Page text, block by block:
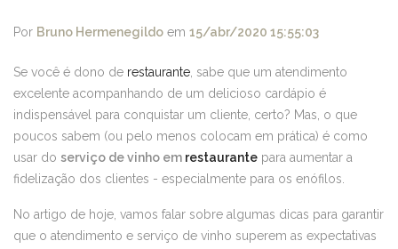
Por Bruno Hermenegildo em 15/abr/2020 15:55:03
Se você é dono de restaurante , sabe que um atendimento
excelente acompanhando de um delicioso cardápio é
indispensável para conquistar um cliente, certo? Mas, o que
poucos sabem (ou pelo menos colocam em prática) é como
usar do serviço de vinho em restaurante para aumentar a
fidelização dos clientes - especialmente para os enófilos.
No artigo de hoje, vamos falar sobre algumas dicas para garantir
que o atendimento e serviço de vinho superem as expectativas